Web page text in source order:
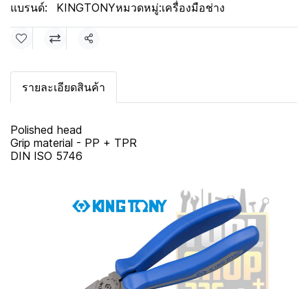
แบรนด์: KINGTONYหมวดหมู่:เครื่องมือช่าง
แชร์
รายละเอียดสินค้า
Polished head
Grip material - PP + TPR
DIN ISO 5746